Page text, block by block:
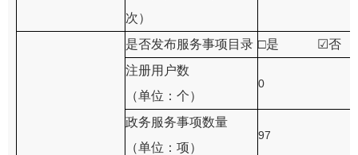
次）
是否发布服务事项目录 □是 ☑否
注册用户数
（单位：个）
0
政务服务事项数量
（单位：项）
97